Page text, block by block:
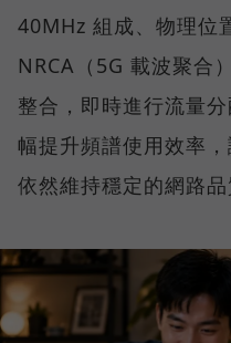
40MHz 組成、物理位
NRCA（5G 載波聚合
整合，即時進行流量
幅提升頻譜使用效率
依然維持穩定的網路品